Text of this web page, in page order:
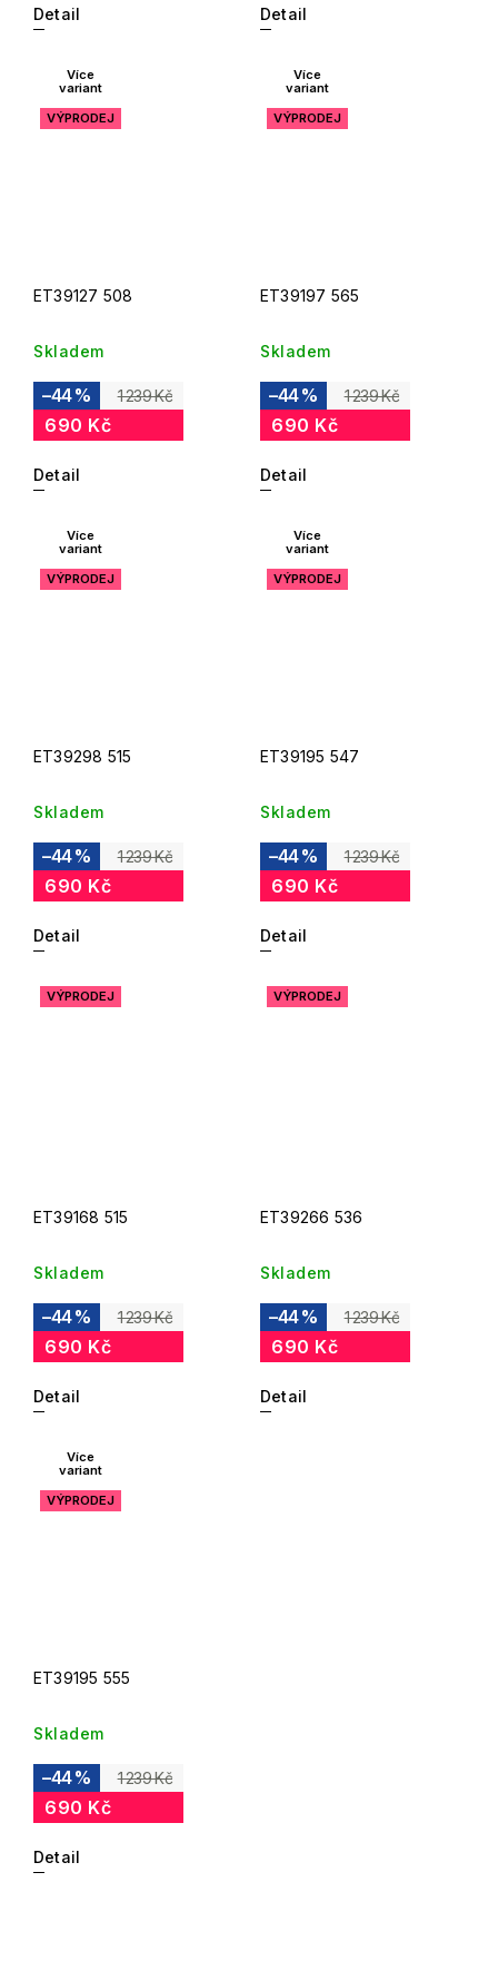
Detail Detail
Více
variant
VÝPRODEJ
ET39127 508
Skladem
1 239 Kč
–44 %
690 Kč
Detail
Více
variant
VÝPRODEJ
ET39197 565
Skladem
1 239 Kč
–44 %
690 Kč
Detail
Více
variant
VÝPRODEJ
ET39298 515
Skladem
1 239 Kč
–44 %
690 Kč
Detail
Více
variant
VÝPRODEJ
ET39195 547
Skladem
1 239 Kč
–44 %
690 Kč
Detail
VÝPRODEJ
ET39168 515
Skladem
1 239 Kč
–44 %
690 Kč
Detail
VÝPRODEJ
ET39266 536
Skladem
1 239 Kč
–44 %
690 Kč
Detail
Více
variant
VÝPRODEJ
ET39195 555
Skladem
1 239 Kč
–44 %
690 Kč
Detail